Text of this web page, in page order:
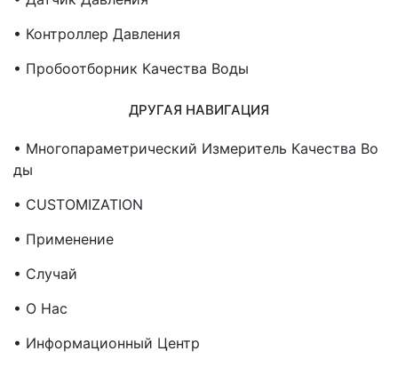
• Контроллер Давления
• Пробоотборник Качества Воды
ДРУГАЯ НАВИГАЦИЯ
• Многопараметрический Измеритель Качества Во
Ды
• CUSTOMIZATION
• Применение
• Случай
• О Нас
• Информационный Центр